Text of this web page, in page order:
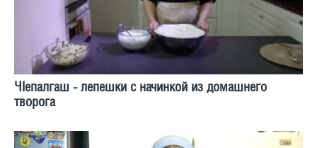
ЧIепалгаш - лепешки с начинкой из домашнего
творога